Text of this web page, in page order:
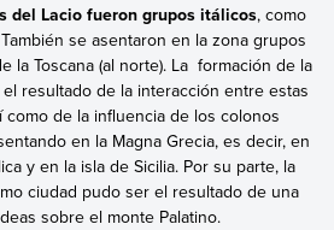
del Lacio fueron grupos itálicos, como
se asentaron en la zona grupos
la Toscana (al norte). La formación de la
resultado de la interacción entre estas
como de la influencia de los colonos
en la Magna Grecia, es decir, en
y en la isla de Sicilia. Por su parte, la
ciudad pudo ser el resultado de una
sobre el monte Palatino.